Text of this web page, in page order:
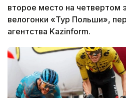
второе место на четвертом
велогонки «Тур Польши»,
агентства Kazinform.